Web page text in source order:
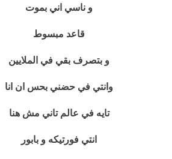
و ناسي اني بموت
قاعد مبسوط
و بتصرف بقي في الملايين
وانتي في حضني بحس ان انا
تايه في عالم تاني مش هنا
انتي فورتيكه و بابور